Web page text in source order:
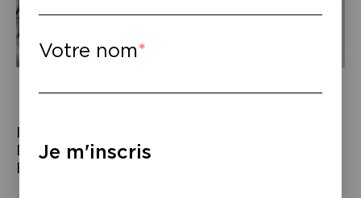
Fanny Ardant ©Stéphane Cardinale /
Deleyaman ©Nils Valdes/ Jean-Jacques
Burnel ©Colin Hawkins
Votre nom
Je m'inscris